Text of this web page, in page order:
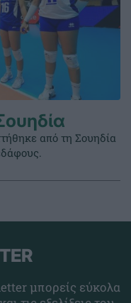
από τη Σουηδία
μπορείς εύκολα